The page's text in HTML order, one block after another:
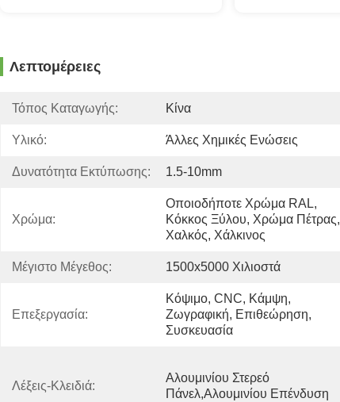
Λεπτομέρειες
Τόπος Καταγωγής: Κίνα
Υλικό: Άλλες Χημικές Ενώσεις
Δυνατότητα Εκτύπωσης: 1.5-10mm
Χρώμα:
Οποιοδήποτε Χρώμα RAL,
Κόκκος Ξύλου, Χρώμα Πέτρας,
Χαλκός, Χάλκινος
Μέγιστο Μέγεθος: 1500x5000 Χιλιοστά
Επεξεργασία:
Κόψιμο, CNC, Κάμψη,
Ζωγραφική, Επιθεώρηση,
Συσκευασία
Λέξεις-Κλειδιά:
Αλουμινίου Στερεό
Πάνελ,αλουμινίου Επένδυση